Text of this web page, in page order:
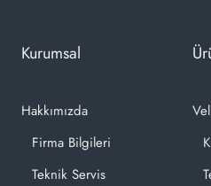
Kurumsal
Hakkımızda
Firma Bilgileri
Teknik Servis